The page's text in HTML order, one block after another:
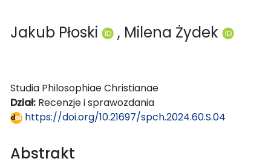
Jakub Płoski , Milena Żydek
Studia Philosophiae Christianae
Dział: Recenzje i sprawozdania
https://doi.org/10.21697/spch.2024.60.S.04
Abstrakt